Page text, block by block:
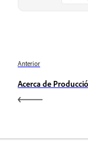
Anterior
Acerca de